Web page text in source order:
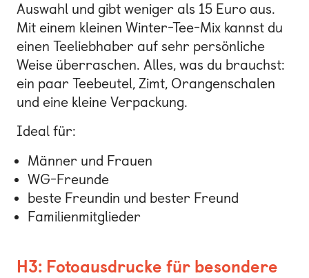
Auswahl und gibt weniger als 15 Euro aus.
Mit einem kleinen Winter-Tee-Mix kannst du
einen Teeliebhaber auf sehr persönliche
Weise überraschen. Alles, was du brauchst:
ein paar Teebeutel, Zimt, Orangenschalen
und eine kleine Verpackung.
Ideal für:
Männer und Frauen
WG-Freunde
beste Freundin und bester Freund
Familienmitglieder
H3: Fotoausdrucke für besondere